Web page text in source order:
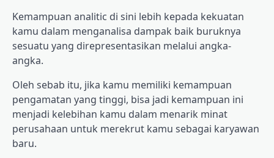
Kemampuan analitic di sini lebih kepada kekuatan
kamu dalam menganalisa dampak baik buruknya
sesuatu yang direpresentasikan melalui angka-
angka.
Oleh sebab itu, jika kamu memiliki kemampuan
pengamatan yang tinggi, bisa jadi kemampuan ini
menjadi kelebihan kamu dalam menarik minat
perusahaan untuk merekrut kamu sebagai karyawan
baru.